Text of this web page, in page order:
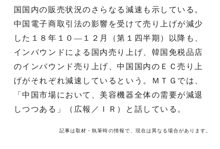
国国内の販売状況のさらなる減速も示している。
中国電子商取引法の影響を受けて売り上げが減少
した１８年１０―１２月（第１四半期）以降も、
インバウンドによる国内売り上げ、韓国免税品店
のインバウンド売り上げ、中国国内のＥＣ売り上
げがそれぞれ減速しているという。ＭＴＧでは、
「中国市場において、美容機器全体の需要が減退
しつつある」（広報／ＩＲ）と話している。
記事は取材・執筆時の情報で、現在は異なる場合があります。